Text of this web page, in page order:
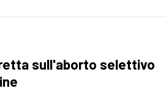
sull'aborto selettivo